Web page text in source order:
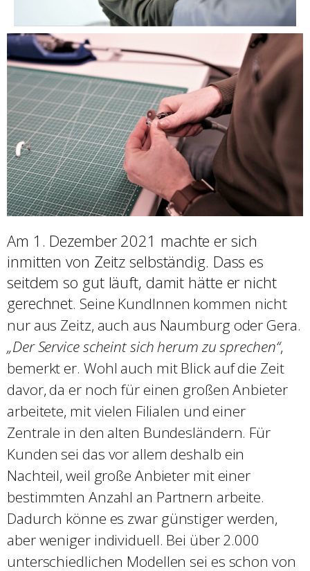
Am 1. Dezember 2021 machte er sich
inmitten von Zeitz selbständig. Dass es
seitdem so gut läuft, damit hätte er nicht
gerechnet. Seine KundInnen kommen nicht
nur aus Zeitz, auch aus Naumburg oder Gera.
„Der Service scheint sich herum zu sprechen“,
bemerkt er. Wohl auch mit Blick auf die Zeit
davor, da er noch für einen großen Anbieter
arbeitete, mit vielen Filialen und einer
Zentrale in den alten Bundesländern. Für
Kunden sei das vor allem deshalb ein
Nachteil, weil große Anbieter mit einer
bestimmten Anzahl an Partnern arbeite.
Dadurch könne es zwar günstiger werden,
aber weniger individuell. Bei über 2.000
unterschiedlichen Modellen sei es schon von